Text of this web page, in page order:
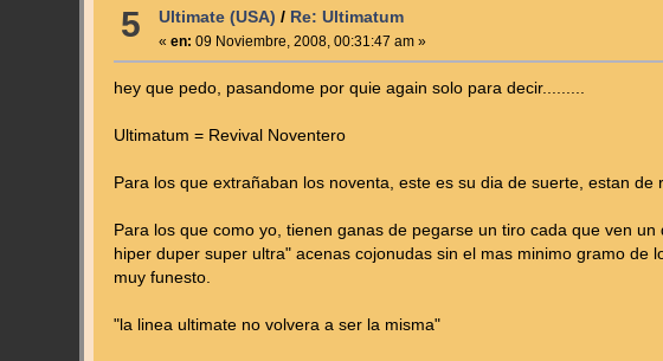
5 Ultimate (USA) / Re: Ultimatum
« en: 09 Noviembre, 2008, 00:31:47 am »
hey que pedo, pasandome por quie again solo para decir.........
Ultimatum = Revival Noventero
Para los que extrañaban los noventa, este es su dia de suerte, estan de
Para los que como yo, tienen ganas de pegarse un tiro cada que ven
hiper duper super ultra" acenas cojonudas sin el mas minimo gramo
muy funesto.
"la linea ultimate no volvera a ser la misma"